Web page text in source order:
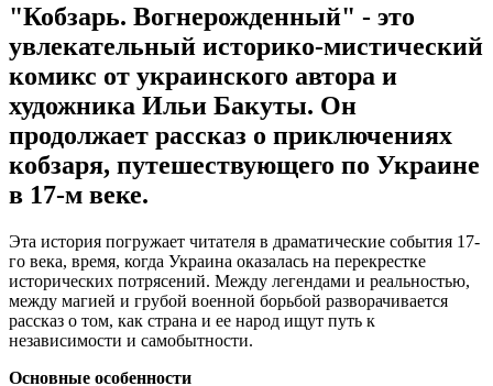
"Кобзарь. Вогнерожденный" - это
увлекательный историко-мистический
комикс от украинского автора и
художника Ильи Бакуты. Он
продолжает рассказ о приключениях
кобзаря, путешествующего по Украине
в 17-м веке.
Эта история погружает читателя в драматические события 17-
го века, время, когда Украина оказалась на перекрестке
исторических потрясений. Между легендами и реальностью,
между магией и грубой военной борьбой разворачивается
рассказ о том, как страна и ее народ ищут путь к
независимости и самобытности.
Основные особенности